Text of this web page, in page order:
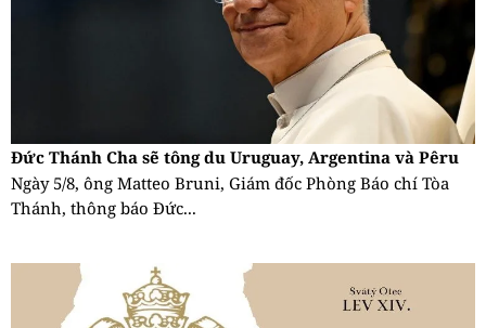
Đức Thánh Cha sẽ tông du Uruguay, Argentina và Pêru
Ngày 5/8, ông Matteo Bruni, Giám đốc Phòng Báo chí Tòa
Thánh, thông báo Đức...